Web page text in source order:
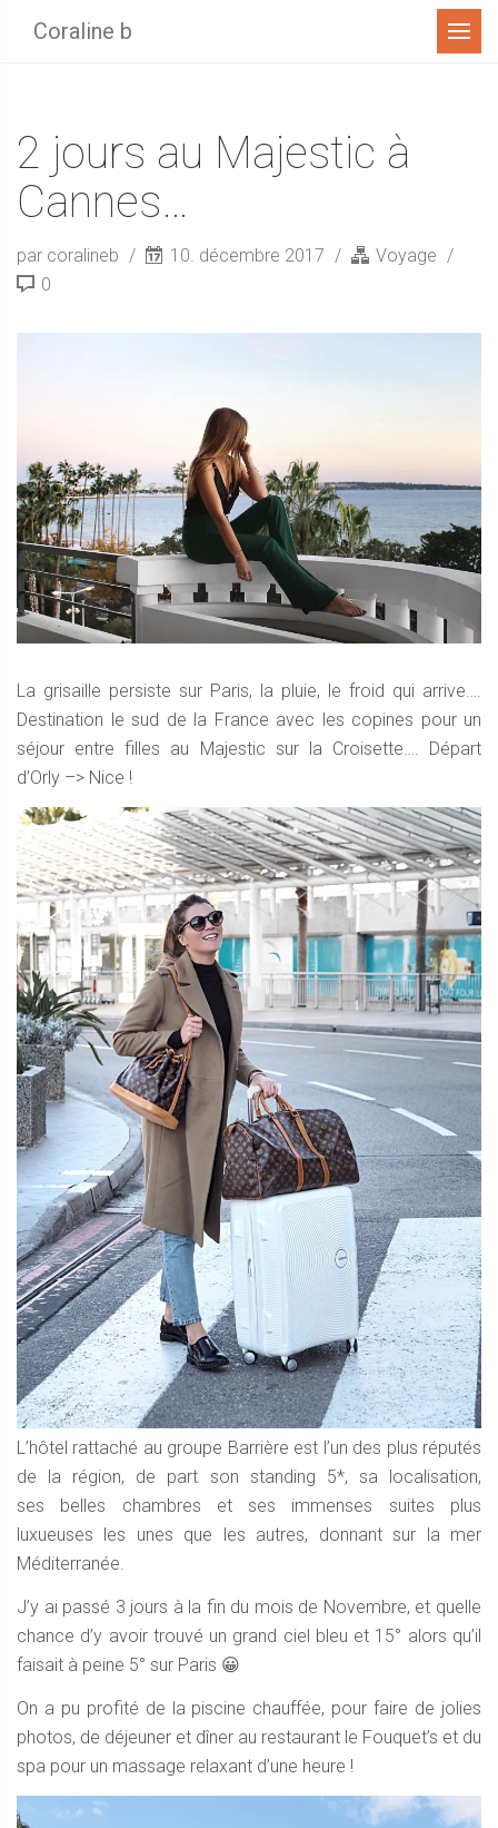
Coraline b Menu
2 jours au Majestic à
Cannes…
par coralineb 10. décembre 2017
Voyage
0
La grisaille persiste sur Paris, la pluie, le froid qui arrive….
Destination le sud de la France avec les copines pour un
séjour entre filles au Majestic sur la Croisette…. Départ
d’Orly –> Nice !
L’hôtel rattaché au groupe Barrière est l’un des plus réputés
de la région, de part son standing 5*, sa localisation,
ses belles chambres et ses immenses suites plus
luxueuses les unes que les autres, donnant sur la mer
Méditerranée.
J’y ai passé 3 jours à la fin du mois de Novembre, et quelle
chance d’y avoir trouvé un grand ciel bleu et 15° alors qu’il
faisait à peine 5° sur Paris 😀
On a pu profité de la piscine chauffée, pour faire de jolies
photos, de déjeuner et dîner au restaurant le Fouquet’s et du
spa pour un massage relaxant d’une heure !